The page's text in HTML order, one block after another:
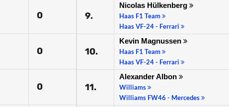
0
0
0
9.
Nicolas Hülkenberg
Haas F1 Team
Haas VF-24 - Ferrari
10.
Kevin Magnussen
Haas F1 Team
Haas VF-24 - Ferrari
11.
Alexander Albon
Williams
Williams FW46 - Mercedes